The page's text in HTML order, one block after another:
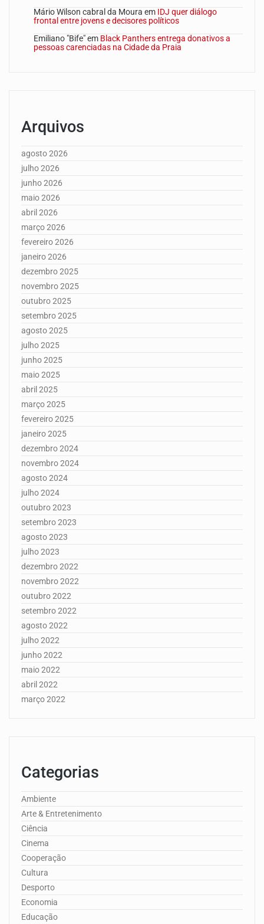
Mário Wilson cabral da Moura em IDJ quer diálogo
frontal entre jovens e decisores políticos
Emiliano "Bife"em Black Panthers entrega donativos a
pessoas carenciadas na Cidade da Praia
Arquivos
agosto 2026
julho 2026
junho 2026
maio 2026
abril 2026
março 2026
fevereiro 2026
janeiro 2026
dezembro 2025
novembro 2025
outubro 2025
setembro 2025
agosto 2025
julho 2025
junho 2025
maio 2025
abril 2025
março 2025
fevereiro 2025
janeiro 2025
dezembro 2024
novembro 2024
agosto 2024
julho 2024
outubro 2023
setembro 2023
agosto 2023
julho 2023
dezembro 2022
novembro 2022
outubro 2022
setembro 2022
agosto 2022
julho 2022
junho 2022
maio 2022
abril 2022
março 2022
Categorias
Ambiente
Arte & Entretenimento
Ciência
Cinema
Cooperação
Cultura
Desporto
Economia
Educação